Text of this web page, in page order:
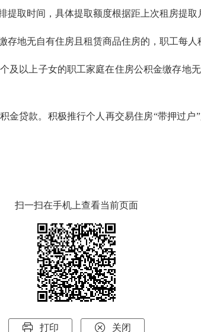
提取时间，具体提取额度根据距上次租房提取
无自有住房且租赁商品住房的，职工每人
以上子女的职工家庭在住房公积金缴存地
贷款。积极推行个人再交易住房“带押过户
扫一扫在手机上查看当前页面
 打印  关闭